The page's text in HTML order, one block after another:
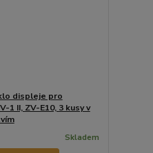
displeje pro
1 II, ZV-E10, 3 kusy v
Skladem